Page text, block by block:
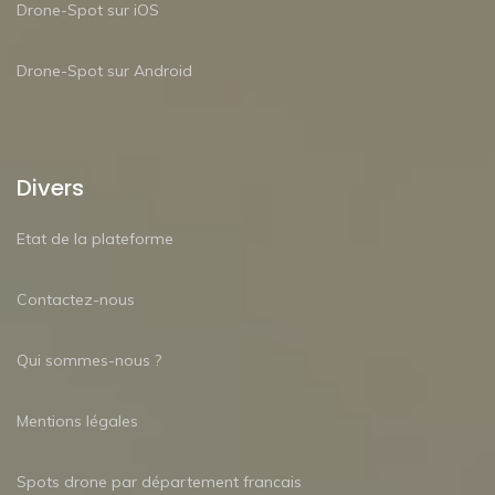
Drone-Spot sur iOS
Drone-Spot sur Android
Divers
Etat de la plateforme
Contactez-nous
Qui sommes-nous ?
Mentions légales
Spots drone par département francais